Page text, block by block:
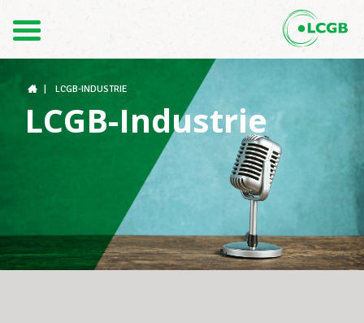
DE
Structures syndicales
Assistance au Travail
LCGB-INDUSTRIE
LCGB-Industrie